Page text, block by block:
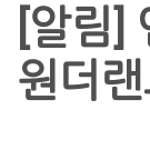
[알림]
원더